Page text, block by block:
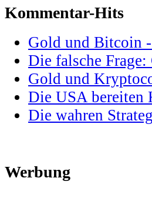
Kommentar-Hits
Gold und Bitcoin
Die falsche
Gold und
Die USA bereiten
Die wahren
Werbung